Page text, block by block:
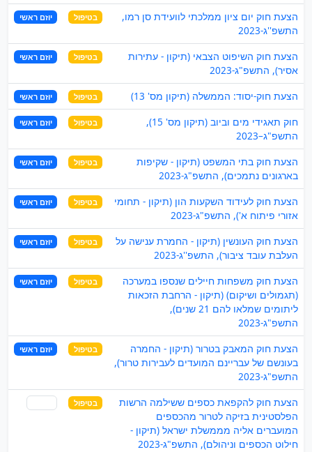
הצעת חוק יום ציון ממלכתי לוועידת סן רמו,
התשפ''ג-2023
בטיפול יוזם ראשי
הצעת חוק השיפוט הצבאי (תיקון - עתירות
אסיר), התשפ"ג-2023
בטיפול יוזם ראשי
הצעת חוק-יסוד: הממשלה (תיקון מס' 13) בטיפול יוזם ראשי
חוק תאגידי מים וביוב (תיקון מס' 15),
התשפ"ג–2023
בטיפול יוזם ראשי
הצעת חוק בתי המשפט (תיקון - שקיפות
בארגונים נתמכים), התשפ"ג-2023
בטיפול יוזם ראשי
הצעת חוק לעידוד השקעות הון (תיקון - תחומי
אזורי פיתוח א'), התשפ"ג-2023
בטיפול יוזם ראשי
הצעת חוק העונשין (תיקון - החמרת ענישה על
העלבת עובד ציבור), התשפ''ג-2023
בטיפול יוזם ראשי
הצעת חוק משפחות חיילים שנספו במערכה
(תגמולים ושיקום) (תיקון - הרחבת הזכאות
ליתומים שמלאו להם 21 שנים),
התשפ"ג-2023
בטיפול יוזם ראשי
הצעת חוק המאבק בטרור (תיקון - החמרה
בעונשם של עבריינם המועדים לעבירות טרור),
התשפ"ג-2023
בטיפול יוזם ראשי
הצעת חוק להקפאת כספים ששילמה הרשות
הפלסטינית בזיקה לטרור מהכספים
המועברים אליה מממשלת ישראל (תיקון -
חילוט הכספים וניהולם), התשפ"ג-2023
בטיפול